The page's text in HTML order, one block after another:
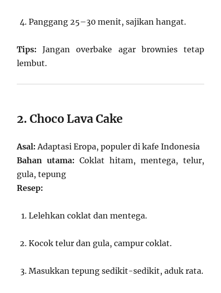
Panggang 25–30 menit, sajikan hangat.
Tips: Jangan overbake agar brownies tetap
lembut.
2. Choco Lava Cake
Asal: Adaptasi Eropa, populer di kafe Indonesia
Bahan utama: Coklat hitam, mentega, telur,
gula, tepung
Resep:
Lelehkan coklat dan mentega.
Kocok telur dan gula, campur coklat.
Masukkan tepung sedikit-sedikit, aduk rata.